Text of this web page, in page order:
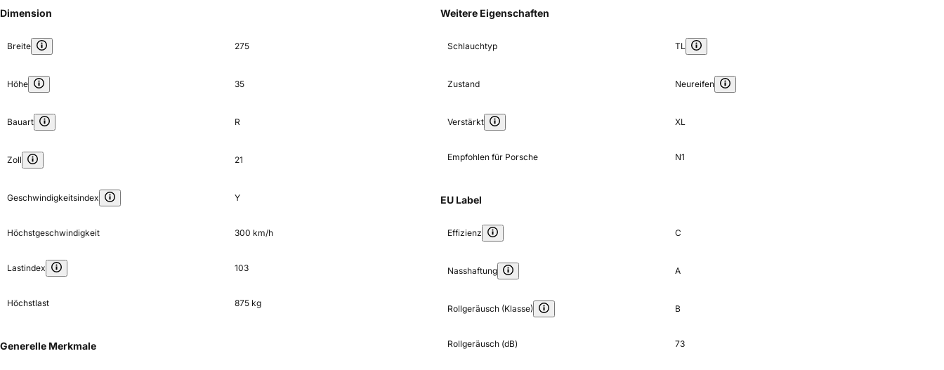
Dimension
Breite 275
Höhe 35
Bauart R
Zoll 21
Geschwindigkeitsindex Y
Höchstgeschwindigkeit 300 km/h
Lastindex 103
Höchstlast 875 kg
Generelle Merkmale
Weitere Eigenschaften
Schlauchtyp TL
Zustand Neureifen
Verstärkt XL
Empfohlen für Porsche N1
EU Label
Effizienz C
Nasshaftung A
Rollgeräusch (Klasse) B
Rollgeräusch (dB) 73